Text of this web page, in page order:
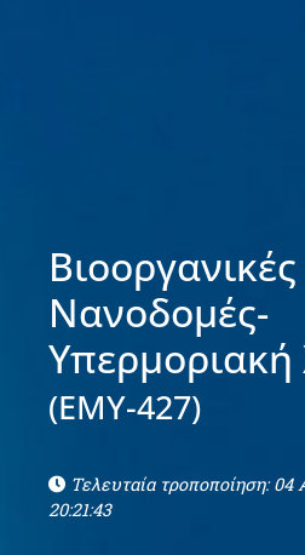
Βιοοργανικές
Νανοδομές-
Υπερμοριακή
(ΕΜΥ-427)
Τελευταία τροποποίηση:
20:21:43